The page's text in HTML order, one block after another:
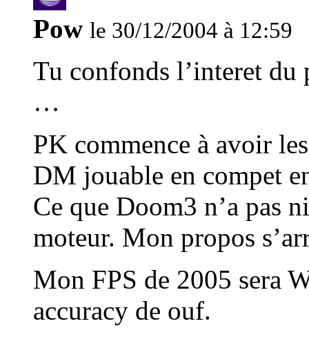
Pow le 30/12/2004 à 12:59
Tu confonds l’interet
…
PK commence à avoir
DM jouable en compet
Ce que Doom3 n’a pas
moteur. Mon propos
Mon FPS de 2005 sera
accuracy de ouf.